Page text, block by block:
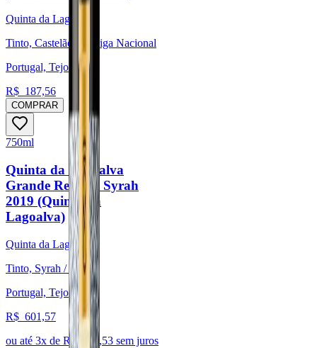
Quinta da Lagoalva
Tinto, Castelão, Touriga Nacional
Portugal, Tejo
R$ 187,56
COMPRAR
750ml
Quinta da Lagoalva
Grande Reserva Syrah
2019 (Quinta da
Lagoalva)
Quinta da Lagoalva
Tinto, Syrah / Shiraz
Portugal, Tejo
R$ 601,57
ou até 3x de R$ 200,53 sem juros